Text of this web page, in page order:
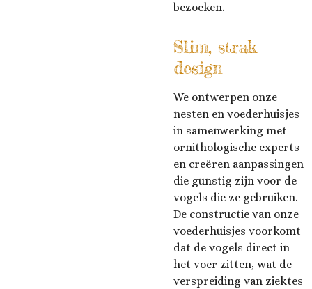
bezoeken.
Slim, strak
design
We ontwerpen onze
nesten en voederhuisjes
in samenwerking met
ornithologische experts
en creëren aanpassingen
die gunstig zijn voor de
vogels die ze gebruiken.
De constructie van onze
voederhuisjes voorkomt
dat de vogels direct in
het voer zitten, wat de
verspreiding van ziektes